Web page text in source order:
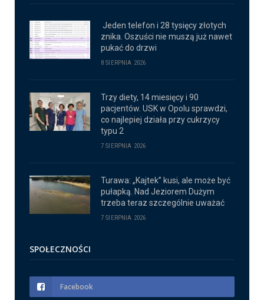
Jeden telefon i 28 tysięcy złotych
znika. Oszuści nie muszą już nawet
pukać do drzwi
8 SIERPNIA 2026
Trzy diety, 14 miesięcy i 90
pacjentów. USK w Opolu sprawdzi,
co najlepiej działa przy cukrzycy
typu 2
7 SIERPNIA 2026
Turawa: „Kajtek” kusi, ale może być
pułapką. Nad Jeziorem Dużym
trzeba teraz szczególnie uważać
7 SIERPNIA 2026
SPOŁECZNOŚCI
Facebook